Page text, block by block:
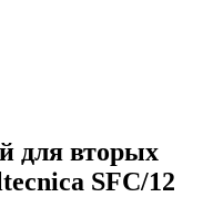
для вторых
SFC/12